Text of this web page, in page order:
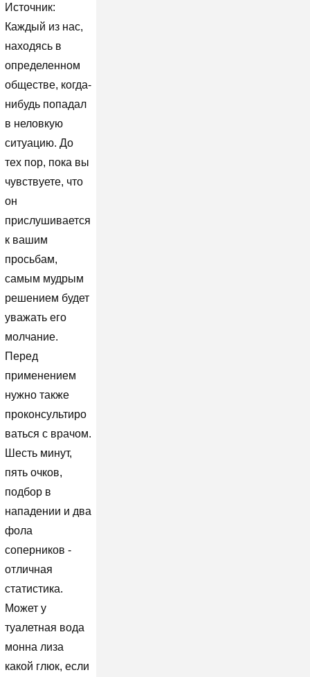
Источник:
Каждый из нас,
находясь в
определенном
обществе, когда-
нибудь попадал
в неловкую
ситуацию. До
тех пор, пока вы
чувствуете, что
он
прислушивается
к вашим
просьбам,
самым мудрым
решением будет
уважать его
молчание.
Перед
применением
нужно также
проконсультиро
ваться с врачом.
Шесть минут,
пять очков,
подбор в
нападении и два
фола
соперников -
отличная
статистика.
Может у
туалетная вода
монна лиза
какой глюк, если